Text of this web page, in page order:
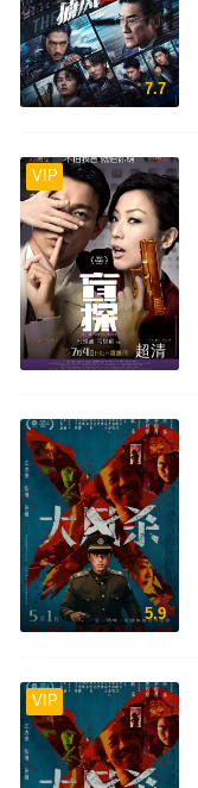
7.7
VIP
超清
5.9
VIP